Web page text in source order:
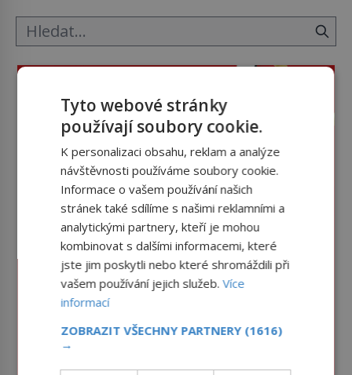
Tyto webové stránky
používají soubory cookie.
K personalizaci obsahu, reklam a analýze
návštěvnosti používáme soubory cookie.
Informace o vašem používání našich
stránek také sdílíme s našimi reklamními a
analytickými partnery, kteří je mohou
kombinovat s dalšími informacemi, které
jste jim poskytli nebo které shromáždili při
vašem používání jejich služeb.Více
informací
ZOBRAZIT VŠECHNY PARTNERY (1616)
→